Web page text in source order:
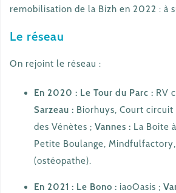
remobilisation de la Bizh en 2022 : à
Le réseau
On rejoint le réseau :
En 2020 : Le Tour du Parc : RV
Sarzeau : Biorhuys, Court circuit
des Vénètes ; Vannes : La Boite
Petite Boulange,
(ostéopathe).
En 2021 : Le Bono : iaoOasis ;